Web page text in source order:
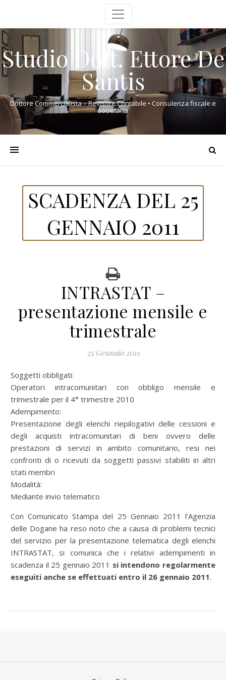
Studio Dott. Ettore De
Santis
Dottore Commercialista – Revisore Contabile • Consulenza fiscale e
societaria
SCADENZA DEL 25
GENNAIO 2011
INTRASTAT –
presentazione mensile e
trimestrale
25 Gennaio 2011
Soggetti obbligati:
Operatori intracomunitari con obbligo mensile e
trimestrale per il 4° trimestre 2010
Adempimento:
Presentazione degli elenchi riepilogativi delle cessioni e
degli acquisti intracomunitari di beni ovvero delle
prestazioni di servizi in ambito comunitario, resi nei
confronti di o ricevuti da soggetti passivi stabiliti in altri
stati membri
Modalità:
Mediante invio telematico
Con Comunicato Stampa del 25 Gennaio 2011 l’Agenzia
delle Dogane ha reso noto che a causa di problemi tecnici
del servizio per la presentazione telematica degli elenchi
INTRASTAT, si comunica che i relativi adempimenti in
scadenza il 25 gennaio 2011 si intendono regolarmente
eseguiti anche se effettuati entro il 26 gennaio 2011.